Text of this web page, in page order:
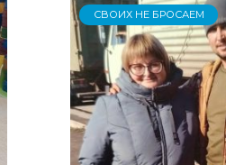
СВОИХ НЕ БРОСАЕМ